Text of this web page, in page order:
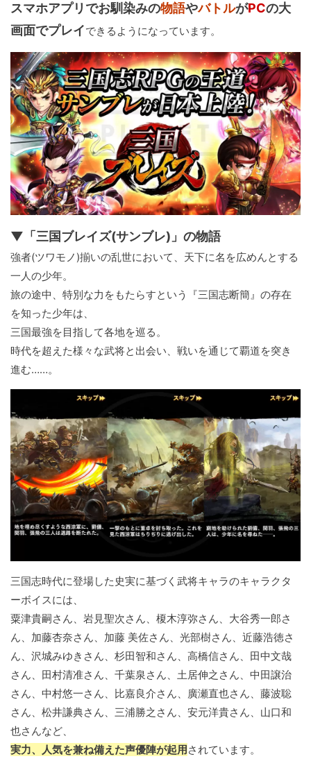
スマホアプリでお馴染みの物語やバトルがPCの大
画面でプレイできるようになっています。
▼「三国ブレイズ(サンブレ)」の物語
強者(ツワモノ)揃いの乱世において、天下に名を広めんとする
一人の少年。
旅の途中、特別な力をもたらすという『三国志断簡』の存在
を知った少年は、
三国最強を目指して各地を巡る。
時代を超えた様々な武将と出会い、戦いを通じて覇道を突き
進む……。
三国志時代に登場した史実に基づく武将キャラのキャラクタ
ーボイスには、
粟津貴嗣さん、岩見聖次さん、榎木淳弥さん、大谷秀一郎さ
ん、加藤杏奈さん、加藤 美佐さん、光部樹さん、近藤浩徳さ
ん、沢城みゆきさん、杉田智和さん、高橋信さん、田中文哉
さん、田村清准さん、千葉泉さん、土居伸之さん、中田譲治
さん、中村悠一さん、比嘉良介さん、廣瀬直也さん、藤波聡
さん、松井謙典さん、三浦勝之さん、安元洋貴さん、山口和
也さんなど、
実力、人気を兼ね備えた声優陣が起用されています。